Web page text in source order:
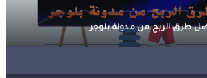
طرق الربح من مدونة بلوجر